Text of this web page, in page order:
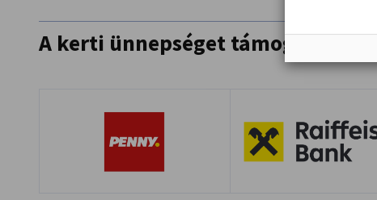
A kerti ünnepséget támogatja: